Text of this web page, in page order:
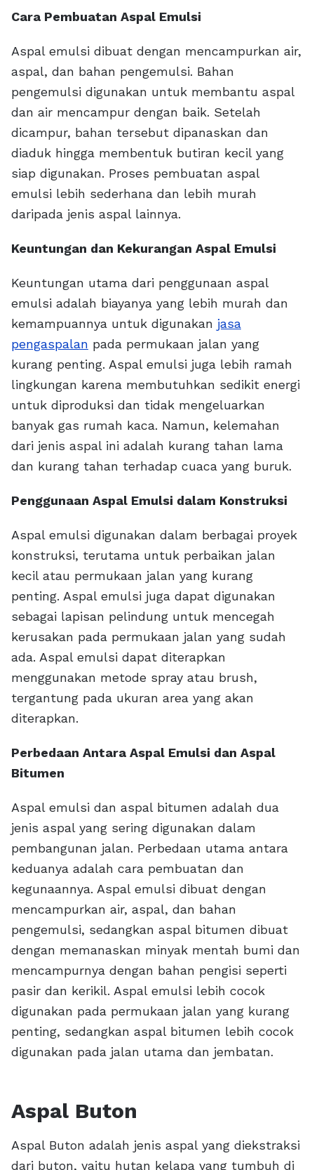
Cara Pembuatan Aspal Emulsi
Aspal emulsi dibuat dengan mencampurkan air,
aspal, dan bahan pengemulsi. Bahan
pengemulsi digunakan untuk membantu aspal
dan air mencampur dengan baik. Setelah
dicampur, bahan tersebut dipanaskan dan
diaduk hingga membentuk butiran kecil yang
siap digunakan. Proses pembuatan aspal
emulsi lebih sederhana dan lebih murah
daripada jenis aspal lainnya.
Keuntungan dan Kekurangan Aspal Emulsi
Keuntungan utama dari penggunaan aspal
emulsi adalah biayanya yang lebih murah dan
kemampuannya untuk digunakan jasa
pengaspalan pada permukaan jalan yang
kurang penting. Aspal emulsi juga lebih ramah
lingkungan karena membutuhkan sedikit energi
untuk diproduksi dan tidak mengeluarkan
banyak gas rumah kaca. Namun, kelemahan
dari jenis aspal ini adalah kurang tahan lama
dan kurang tahan terhadap cuaca yang buruk.
Penggunaan Aspal Emulsi dalam Konstruksi
Aspal emulsi digunakan dalam berbagai proyek
konstruksi, terutama untuk perbaikan jalan
kecil atau permukaan jalan yang kurang
penting. Aspal emulsi juga dapat digunakan
sebagai lapisan pelindung untuk mencegah
kerusakan pada permukaan jalan yang sudah
ada. Aspal emulsi dapat diterapkan
menggunakan metode spray atau brush,
tergantung pada ukuran area yang akan
diterapkan.
Perbedaan Antara Aspal Emulsi dan Aspal
Bitumen
Aspal emulsi dan aspal bitumen adalah dua
jenis aspal yang sering digunakan dalam
pembangunan jalan. Perbedaan utama antara
keduanya adalah cara pembuatan dan
kegunaannya. Aspal emulsi dibuat dengan
mencampurkan air, aspal, dan bahan
pengemulsi, sedangkan aspal bitumen dibuat
dengan memanaskan minyak mentah bumi dan
mencampurnya dengan bahan pengisi seperti
pasir dan kerikil. Aspal emulsi lebih cocok
digunakan pada permukaan jalan yang kurang
penting, sedangkan aspal bitumen lebih cocok
digunakan pada jalan utama dan jembatan.
Aspal Buton
Aspal Buton adalah jenis aspal yang diekstraksi
dari buton, yaitu hutan kelapa yang tumbuh di